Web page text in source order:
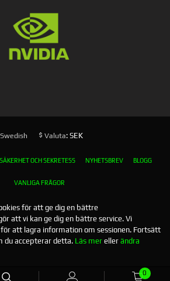
0
Swedish Valuta: SEK
SÄKERHET OCH SEKRETESS NYHETSBREV BLOGG
VANLIGA FRÅGOR
för att ge dig en bättre
att vi kan ge dig en bättre service. Vi
att lagra information om sessionen. Fortsätt
du accepterar detta. Läs mer ellerändra